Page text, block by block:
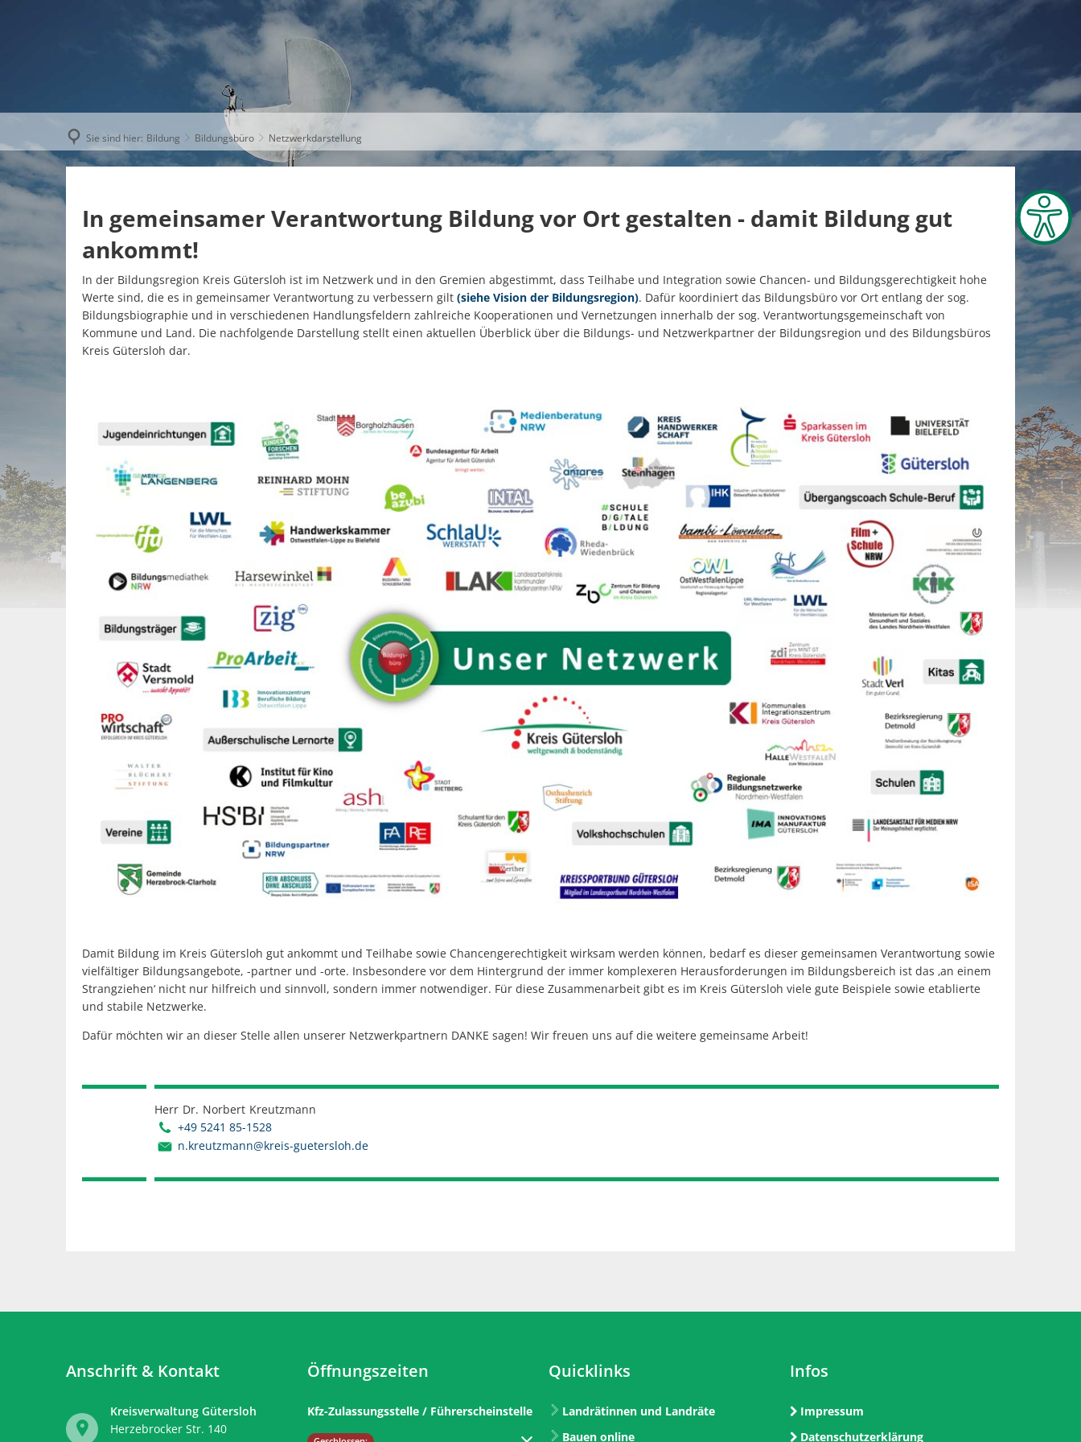
AKTUELLES THEMEN UNSER KREIS KARRIERE
Sie sind hier: Bildung Bildungsbüro Netzwerkdarstellung
In gemeinsamer Verantwortung Bildung vor Ort gestalten - damit Bildung gut
ankommt!
In der Bildungsregion Kreis Gütersloh ist im Netzwerk und in den Gremien abgestimmt, dass Teilhabe und Integration sowie Chancen- und Bildungsgerechtigkeit hohe
Werte sind, die es in gemeinsamer Verantwortung zu verbessern gilt (siehe Vision der Bildungsregion). Dafür koordiniert das Bildungsbüro vor Ort entlang der sog.
Bildungsbiographie und in verschiedenen Handlungsfeldern zahlreiche Kooperationen und Vernetzungen innerhalb der sog. Verantwortungsgemeinschaft von
Kommune und Land. Die nachfolgende Darstellung stellt einen aktuellen Überblick über die Bildungs- und Netzwerkpartner der Bildungsregion und des Bildungsbüros
Kreis Gütersloh dar.
Damit Bildung im Kreis Gütersloh gut ankommt und Teilhabe sowie Chancengerechtigkeit wirksam werden können, bedarf es dieser gemeinsamen Verantwortung sowie
vielfältiger Bildungsangebote, -partner und -orte. Insbesondere vor dem Hintergrund der immer komplexeren Herausforderungen im Bildungsbereich ist das ‚an einem
Strangziehen‘ nicht nur hilfreich und sinnvoll, sondern immer notwendiger. Für diese Zusammenarbeit gibt es im Kreis Gütersloh viele gute Beispiele sowie etablierte
und stabile Netzwerke.
Dafür möchten wir an dieser Stelle allen unserer Netzwerkpartnern DANKE sagen! Wir freuen uns auf die weitere gemeinsame Arbeit!
Herr Dr. Norbert Kreutzmann
+49 5241 85-1528
n.kreutzmann@kreis-guetersloh.de
Anschrift & Kontakt
Kreisverwaltung Gütersloh
Herzebrocker Str. 140
Öffnungszeiten
Kfz-Zulassungsstelle / Führerscheinstelle
Quicklinks
Landrätinnen und Landräte
Bauen online
Infos
Impressum
Datenschutzerklärung